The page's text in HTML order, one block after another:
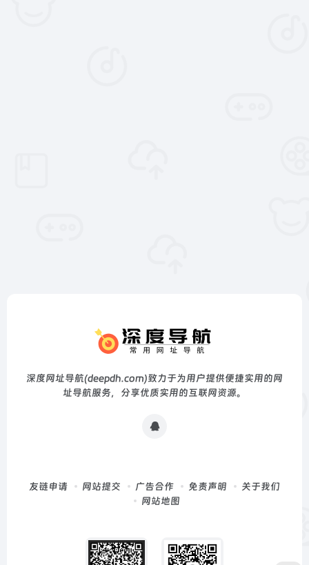
深度网址导航(deepdh.com)致力于为用户提供便捷实用的网
址导航服务，分享优质实用的互联网资源。
友链申请 网站提交 广告合作 免责声明
关于我们
网站地图